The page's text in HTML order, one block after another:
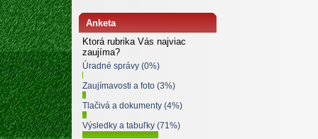
Anketa
Ktorá rubrika Vás najviac
zaujíma?
Úradné správy (0%)
Zaujímavosti a foto (3%)
Tlačivá a dokumenty (4%)
Výsledky a tabuľky (71%)